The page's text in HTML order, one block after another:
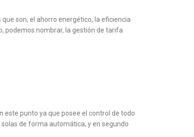
son, el ahorro energético, la eficiencia
podemos nombrar, la gestión de tarifa
este punto ya que posee el control de todo
de forma automática, y en segundo